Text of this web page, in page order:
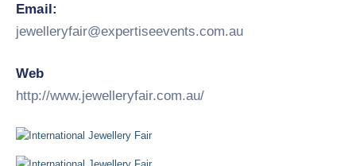
Email:
jewelleryfair@expertiseevents.com.au
Web
http://www.jewelleryfair.com.au/